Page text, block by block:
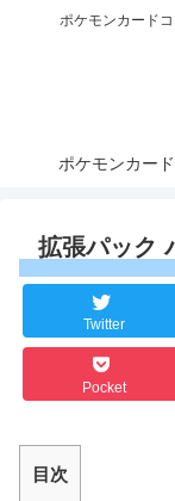
ポケモンカード
ポケモンカー
拡張パック
Twitter
Pocket
目次